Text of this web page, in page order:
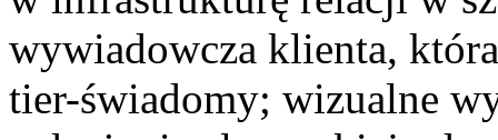
wywiadowcza klienta,
tier-świadomy; wizualne